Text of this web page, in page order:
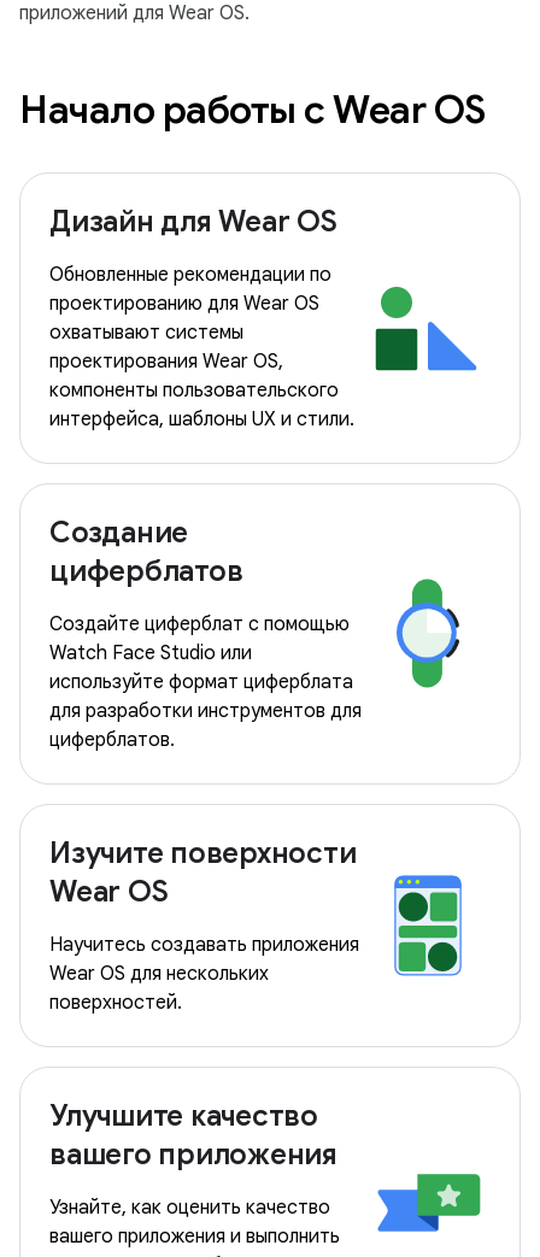
приложений для Wear OS.
Начало работы с Wear OS
Дизайн для Wear OS
Обновленные рекомендации по
проектированию для Wear OS
охватывают системы
проектирования Wear OS,
компоненты пользовательского
интерфейса, шаблоны UX и стили.
Создание
циферблатов
Создайте циферблат с помощью
Watch Face Studio или
используйте формат циферблата
для разработки инструментов для
циферблатов.
Изучите поверхности
Wear OS
Научитесь создавать приложения
Wear OS для нескольких
поверхностей.
Улучшите качество
вашего приложения
Узнайте, как оценить качество
вашего приложения и выполнить